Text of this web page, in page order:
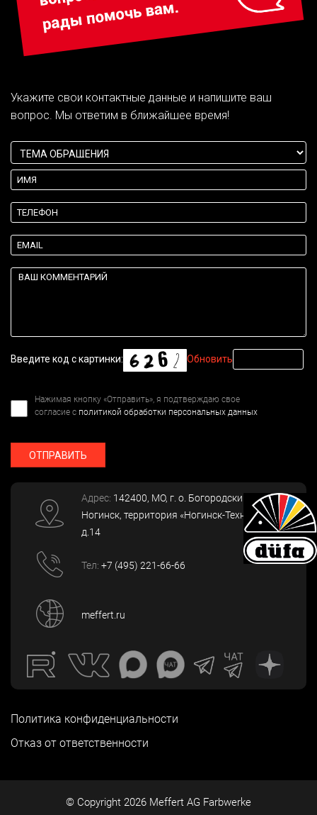
Укажите свои контактные данные и напишите ваш
вопрос. Мы ответим в ближайшее время!
Введите код с картинки: Обновить
Нажимая кнопку «Отправить», я подтверждаю свое
согласие с политикой обработки персональных данных
ОТПРАВИТЬ
Адрес: 142400, МО, г. о. Богородский, г.
Ногинск, территория «Ногинск-Технопарк»,
д.14
Тел: +7 (495) 221-66-66
meffert.ru
Политика конфиденциальности
Отказ от ответственности
© Copyright 2026 Meffert AG Farbwerke